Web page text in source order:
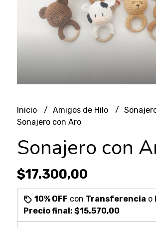
Inicio Amigos de Hilo
Sonajero con Aro
Sonajero con
$17.300,00
10% OFF con Transferencia o
Precio final: $15.570,00